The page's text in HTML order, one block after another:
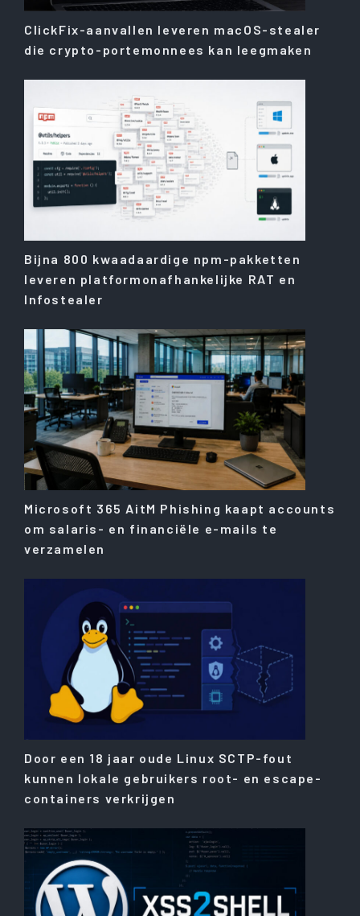
ClickFix-aanvallen leveren macOS-stealer
die crypto-portemonnees kan leegmaken
Bijna 800 kwaadaardige npm-pakketten
leveren platformonafhankelijke RAT en
Infostealer
Microsoft 365 AitM Phishing kaapt accounts
om salaris- en financiële e-mails te
verzamelen
Door een 18 jaar oude Linux SCTP-fout
kunnen lokale gebruikers root- en escape-
containers verkrijgen